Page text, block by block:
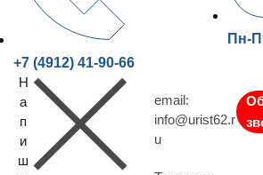
+7 (4912) 41-90-66
Пн-
Н
а
п
и
ш
email:
info@urist62.r
u